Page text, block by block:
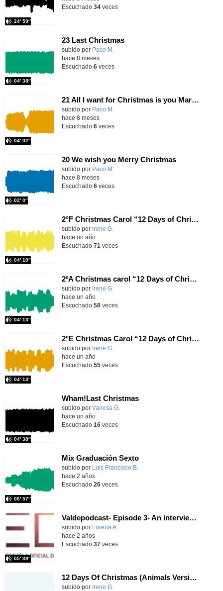
24′ 59″
Escuchado 34veces
23 Last Christmas
subido por Paco M.
04′ 38″
hace 8 meses
Escuchado 6veces
21 All I want for Christmas is you Mariah Carey
subido por Paco M.
04′ 02″
hace 8 meses
Escuchado 6veces
20 We wish you Merry Christmas
subido por Paco M.
02′ 0″
hace 8 meses
Escuchado 6veces
2°F Christmas Carol “12 Days of Christmas ocean animals”
Contenido educativo.
subido por Irene G.
04′ 10″
hace un año
Escuchado 71 veces
2ºA Christmas carol “12 Days of Christmas Ocean Animals”
Contenido educativo.
subido por Irene G.
04′ 13″
hace un año
Escuchado 58veces
2°E Christmas Carol “12 Days of Christmas Ocean Animals”
Contenido educativo.
subido por Irene G.
04′ 13″
hace un año
Escuchado 55veces
Wham!Last Christmas
Contenido educativo.
subido por Vanesa G.
04′ 38″
hace un año
Escuchado 16veces
Mix Graduación Sexto
subido por Luis Francisco B.
06′ 57″
hace 2 años
Escuchado 26veces
Valdepodcast- Episode 3- An interview to a Christmas elf
subido por Lorena A.
05′ 39″
hace 2 años
Escuchado 37 veces
12 Days Of Christmas (Animals Version) 2ºC
Contenido educativo.
subido por Irene G.